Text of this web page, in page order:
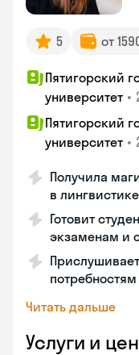
5 от
Пятигорский
университет •
Пятигорский
университет •
Получила
в лингвистике
Готовит
экзаменам и
Читать дальше
Услуги и